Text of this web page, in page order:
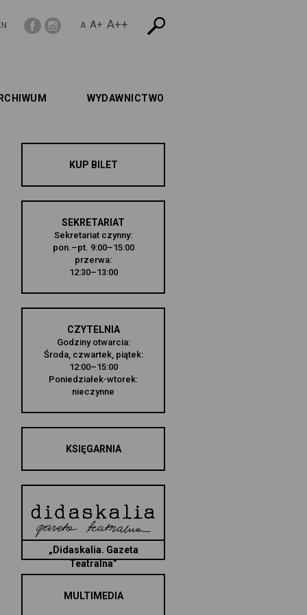
A A+ A++
WYDAWNICTWO
KUP BILET
SEKRETARIAT
Sekretariat czynny:
pon.–pt. 9:00–15:00
przerwa:
12:30–13:00
CZYTELNIA
Godziny otwarcia:
Środa, czwartek, piątek:
12:00–15:00
Poniedziałek-wtorek:
nieczynne
KSIĘGARNIA
„Didaskalia. Gazeta
Teatralna”
MULTIMEDIA